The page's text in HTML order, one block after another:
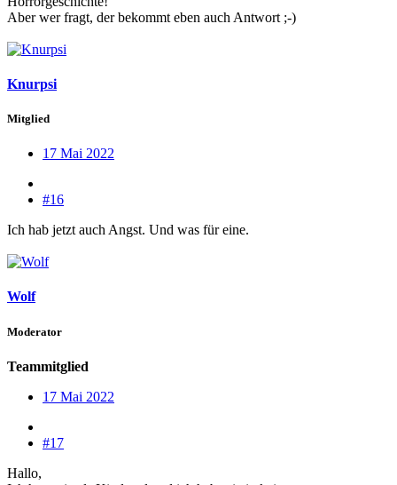
Aber wer fragt, der bekommt eben auch Antwort ;-)
Knurpsi
Mitglied
17 Mai 2022
#16
Ich hab jetzt auch Angst. Und was für eine.
Wolf
Moderator
Teammitglied
17 Mai 2022
#17
Hallo,